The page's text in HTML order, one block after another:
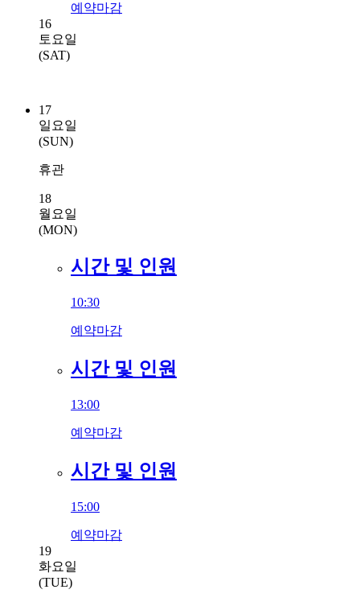
예약마감
16
토요일
(SAT)
17
일요일
(SUN)
휴관
18
월요일
(MON)
시간 및 인원
10:30
예약마감
시간 및 인원
13:00
예약마감
시간 및 인원
15:00
예약마감
19
화요일
(TUE)